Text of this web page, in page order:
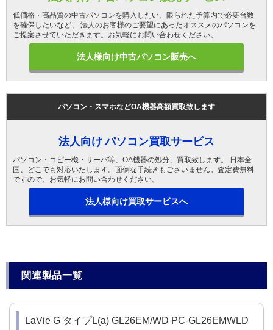
低価格・高品質の中古パソコンを購入したい、限られた予算内で必要台数
を確保したいなど、 法人のお客様のご要望にあったオススメのパソコンを
ご提案させていただきます。お気軽にお問い合わせください。
法人様向け中古パソコン販売へ
パソコン・スマホなどOA機器高額買取致します
法人向け パソコン買取サービス
パソコン・コピー機・サーバ等、OA機器の処分、買取致します。 日本全
国、どこでも対応いたします。面倒な手続きもございません。査定費無料
ですので、お気軽にお問い合わせください。
法人様向け買取サービスへ
関連製品一覧
LaVie G タイプL(a) GL26EM/WD PC-GL26EMWLD